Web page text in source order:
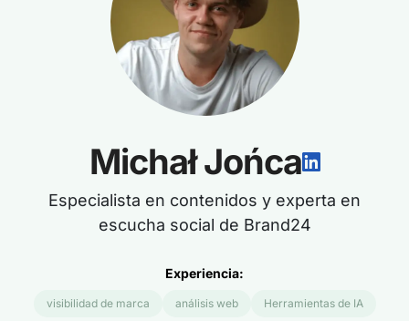
Michał Jońca
Especialista en contenidos y experta en
escucha social de Brand24
Experiencia:
visibilidad de marca análisis web Herramientas de IA